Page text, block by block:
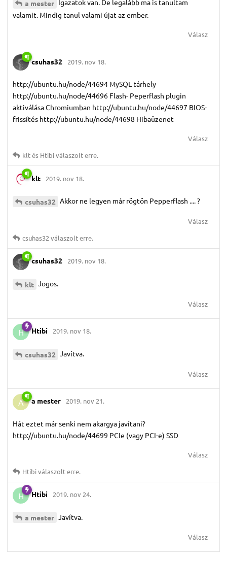
a mester
Igazatok van. De legalább ma is tanultam
valamit. Mindig tanul valami újat az ember.
Válasz
csuhas32 2019. nov 18.
http://ubuntu.hu/node/44694 MySQL tárhely
http://ubuntu.hu/node/44696 Flash- Peperflash plugin
aktiválása Chromiumban http://ubuntu.hu/node/44697 BIOS-
frissítés http://ubuntu.hu/node/44698 Hibaüzenet
Válasz
kltés Htibiválaszolt erre.
klt 2019. nov 18.
csuhas32 Akkor ne legyen már rögtön Pepperflash .... ?
Válasz
csuhas32 válaszolt erre.
csuhas32 2019. nov 18.
klt Jogos.
Válasz
H Htibi 2019. nov 18.
csuhas32 Javítva.
Válasz
A a mester 2019. nov 21.
Hát eztet már senki nem akargya javítani?
http://ubuntu.hu/node/44699 PCIe (vagy PCI-e) SSD
Válasz
Htibiválaszolt erre.
H Htibi 2019. nov 24.
a mester Javítva.
Válasz